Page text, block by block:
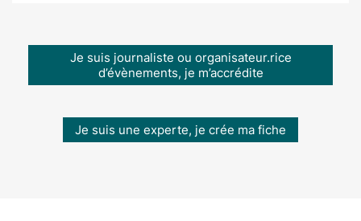
Je suis journaliste ou organisateur.rice
d’évènements, je m’accrédite
Je suis une experte, je crée ma fiche